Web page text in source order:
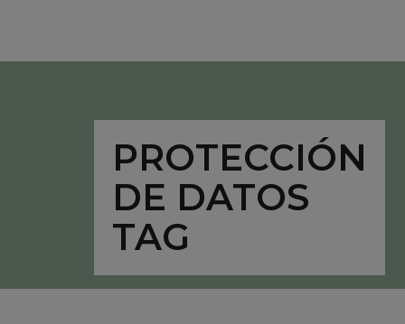
PROTECCIÓN
DE DATOS
TAG